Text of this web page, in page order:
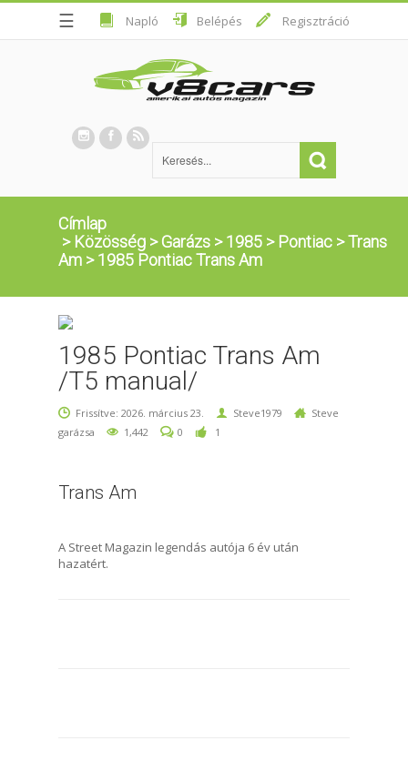
☰ Napló Belépés Regisztráció
Címlap
> Közösség >Garázs >1985 > Pontiac >Trans
Am >1985 Pontiac Trans Am
1985 Pontiac Trans Am
/T5 manual/
Frissítve: 2026. március 23. Steve1979
Steve
garázsa
1,442 0 1
Trans Am
A Street Magazin legendás autója 6 év után
hazatért.